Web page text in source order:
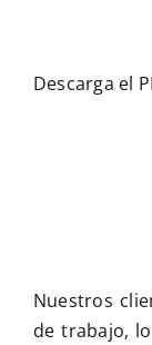
Descarga el
Nuestros
de trabajo,